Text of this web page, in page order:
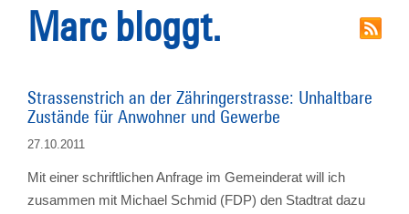
Marc bloggt.
Strassenstrich an der Zähringerstrasse: Unhaltbare
Zustände für Anwohner und Gewerbe
27.10.2011
Mit einer schriftlichen Anfrage im Gemeinderat will ich
zusammen mit Michael Schmid (FDP) den Stadtrat dazu